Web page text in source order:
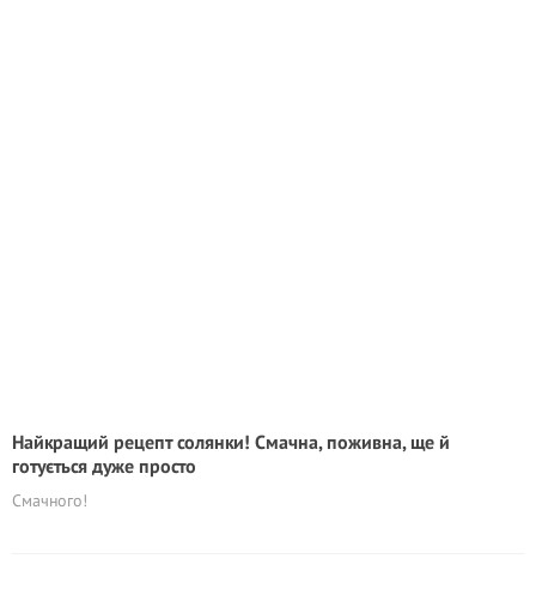
Найкращий рецепт солянки! Смачна, поживна, ще й
готується дуже просто
Смачного!